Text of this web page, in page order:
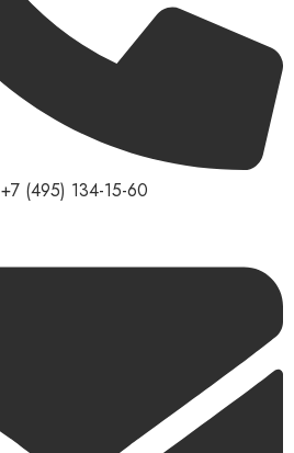
+7 (495) 134-15-60